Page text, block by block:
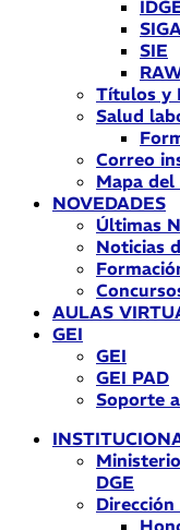
SIE
Títulos y
Salud
Correo
Mapa
NOVEDADES
Últimas
Noticias
AULAS
GEI
GEI
GEI PAD
Soporte
DGE
Dirección